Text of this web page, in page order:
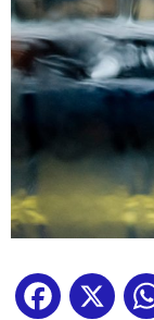
Facebook
X